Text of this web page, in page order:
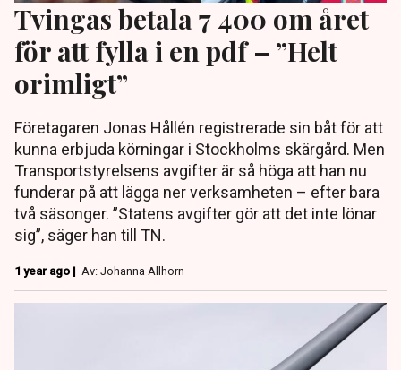
Tvingas betala 7 400 om året
för att fylla i en pdf – ”Helt
orimligt”
Företagaren Jonas Hållén registrerade sin båt för att
kunna erbjuda körningar i Stockholms skärgård. Men
Transportstyrelsens avgifter är så höga att han nu
funderar på att lägga ner verksamheten – efter bara
två säsonger. ”Statens avgifter gör att det inte lönar
sig”, säger han till TN.
1 year ago | Av: Johanna Allhorn